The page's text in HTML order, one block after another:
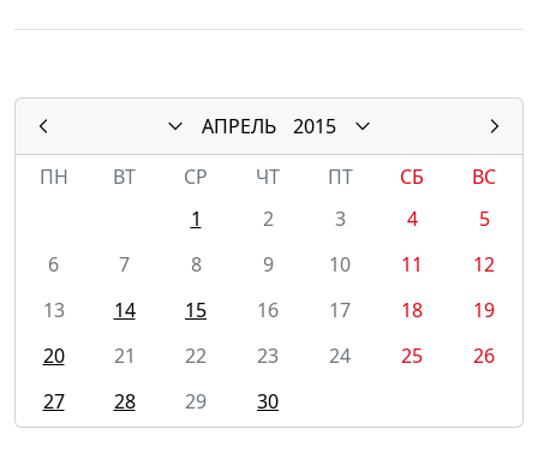
АПРЕЛЬ
2015
ПН
ВТ СР ЧТ ПТ СБ
ВС
1
2 3 4
5
6
7 8 9 10 11
12
13
14 15 16 17 18
19
20
21 22 23 24 25
26
27
28 29 30